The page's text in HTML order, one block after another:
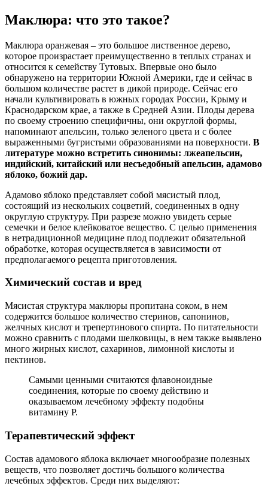
Маклюра: что это такое?
Маклюра оранжевая – это большое лиственное дерево,
которое произрастает преимущественно в теплых странах и
относится к семейству Тутовых. Впервые оно было
обнаружено на территории Южной Америки, где и сейчас в
большом количестве растет в дикой природе. Сейчас его
начали культивировать в южных городах России, Крыму и
Краснодарском крае, а также в Средней Азии. Плоды дерева
по своему строению специфичны, они округлой формы,
напоминают апельсин, только зеленого цвета и с более
выраженными бугристыми образованиями на поверхности. В
литературе можно встретить синонимы: лжеапельсин,
индийский, китайский или несъедобный апельсин, адамово
яблоко, божий дар.
Адамово яблоко представляет собой мясистый плод,
состоящий из нескольких соцветий, соединенных в одну
округлую структуру. При разрезе можно увидеть серые
семечки и белое клейковатое вещество. С целью применения
в нетрадиционной медицине плод подлежит обязательной
обработке, которая осуществляется в зависимости от
предполагаемого рецепта приготовления.
Химический состав и вред
Мясистая структура маклюры пропитана соком, в нем
содержится большое количество стеринов, сапонинов,
желчных кислот и трепертинового спирта. По питательности
можно сравнить с плодами шелковицы, в нем также выявлено
много жирных кислот, сахаринов, лимонной кислоты и
пектинов.
Самыми ценными считаются флавоноидные
соединения, которые по своему действию и
оказываемом лечебному эффекту подобны
витамину P.
Терапевтический эффект
Состав адамового яблока включает многообразие полезных
веществ, что позволяет достичь большого количества
лечебных эффектов. Среди них выделяют: